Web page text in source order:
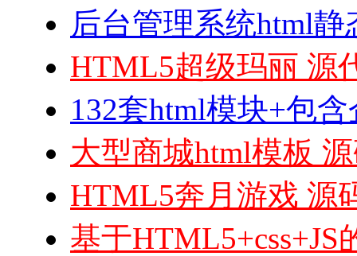
后台管理系统html
HTML5超级玛丽 源
132套html模块+包
大型商城html模板
HTML5奔月游戏 源
基于